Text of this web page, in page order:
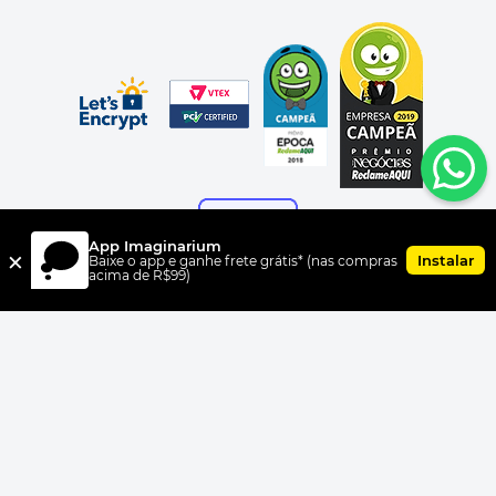
FORMAS DE PAGAMENTO
× App Imaginarium
Baixe o app e ganhe frete grátis* (nas compras
acima de R$99)
Instalar